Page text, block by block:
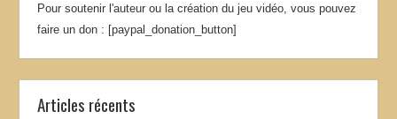
Pour soutenir l'auteur ou la création du jeu vidéo, vous pouvez
faire un don : [paypal_donation_button]
Articles récents